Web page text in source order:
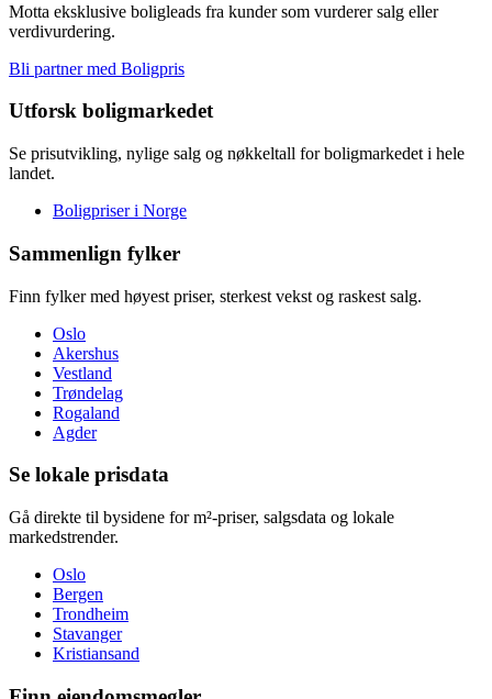
Motta eksklusive boligleads fra kunder som vurderer salg eller
verdivurdering.
Bli partner med Boligpris
Utforsk boligmarkedet
Se prisutvikling, nylige salg og nøkkeltall for boligmarkedet i hele
landet.
Boligpriser i Norge
Sammenlign fylker
Finn fylker med høyest priser, sterkest vekst og raskest salg.
Oslo
Akershus
Vestland
Trøndelag
Rogaland
Agder
Se lokale prisdata
Gå direkte til bysidene for m²-priser, salgsdata og lokale
markedstrender.
Oslo
Bergen
Trondheim
Stavanger
Kristiansand